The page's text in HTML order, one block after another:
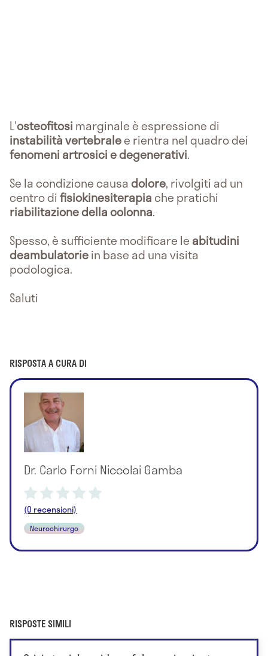
L'osteofitosi marginale è espressione di
instabilità vertebralee rientra nel quadro dei
fenomeni artrosici e degenerativi.
Se la condizione causadolore, rivolgiti ad un
centro difisiokinesiterapiache pratichi
riabilitazione della colonna.
Spesso, è sufficiente modificare le abitudini
deambulatoriein base ad una visita
podologica.
Saluti
RISPOSTA A CURA DI
Dr. Carlo Forni Niccolai Gamba
(0 recensioni)
Neurochirurgo
RISPOSTE SIMILI